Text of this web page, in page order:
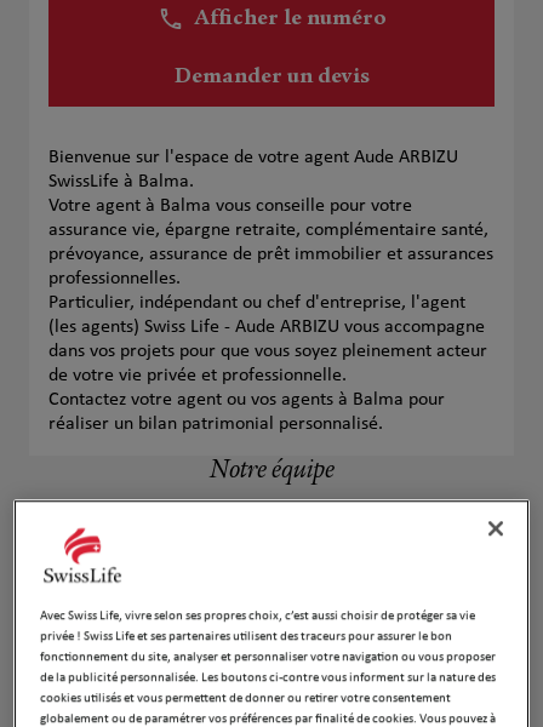
Afficher le numéro
Demander un devis
Bienvenue sur l'espace de votre agent Aude ARBIZU
SwissLife à Balma.
Votre agent à Balma vous conseille pour votre
assurance vie, épargne retraite, complémentaire santé,
prévoyance, assurance de prêt immobilier et assurances
professionnelles.
Particulier, indépendant ou chef d'entreprise, l'agent
(les agents) Swiss Life - Aude ARBIZU vous accompagne
dans vos projets pour que vous soyez pleinement acteur
de votre vie privée et professionnelle.
Contactez votre agent ou vos agents à Balma pour
réaliser un bilan patrimonial personnalisé.
Notre équipe
Avec Swiss Life, vivre selon ses propres choix, c’est aussi choisir de protéger sa vie
privée ! Swiss Life et ses partenaires utilisent des traceurs pour assurer le bon
fonctionnement du site, analyser et personnaliser votre navigation ou vous proposer
de la publicité personnalisée. Les boutons ci-contre vous informent sur la nature des
cookies utilisés et vous permettent de donner ou retirer votre consentement
globalement ou de paramétrer vos préférences par finalité de cookies. Vous pouvez à